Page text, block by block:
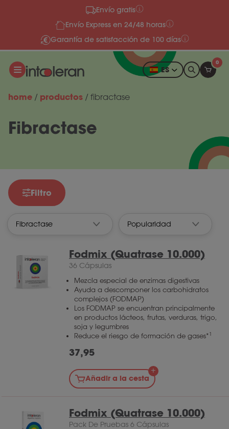
Envío gratis
Envío Express en 24/48 horas
Garantía de satisfacción de 100 días
ES
0
home / productos / fibractase
Fibractase
Filtro
Fodmix (Quatrase 10.000)
36 Cápsulas
Mezcla especial de enzimas digestivas
Ayuda a descomponer los carbohidratos
complejos (FODMAP)
Los FODMAP se encuentran principalmente
en productos lácteos, frutas, verduras, trigo,
soja y legumbres
Reduce el riesgo de formación de gases*1
37,95
Añadir a la cesta
Fodmix (Quatrase 10.000)
Pack De Pruebas 6 Cápsulas